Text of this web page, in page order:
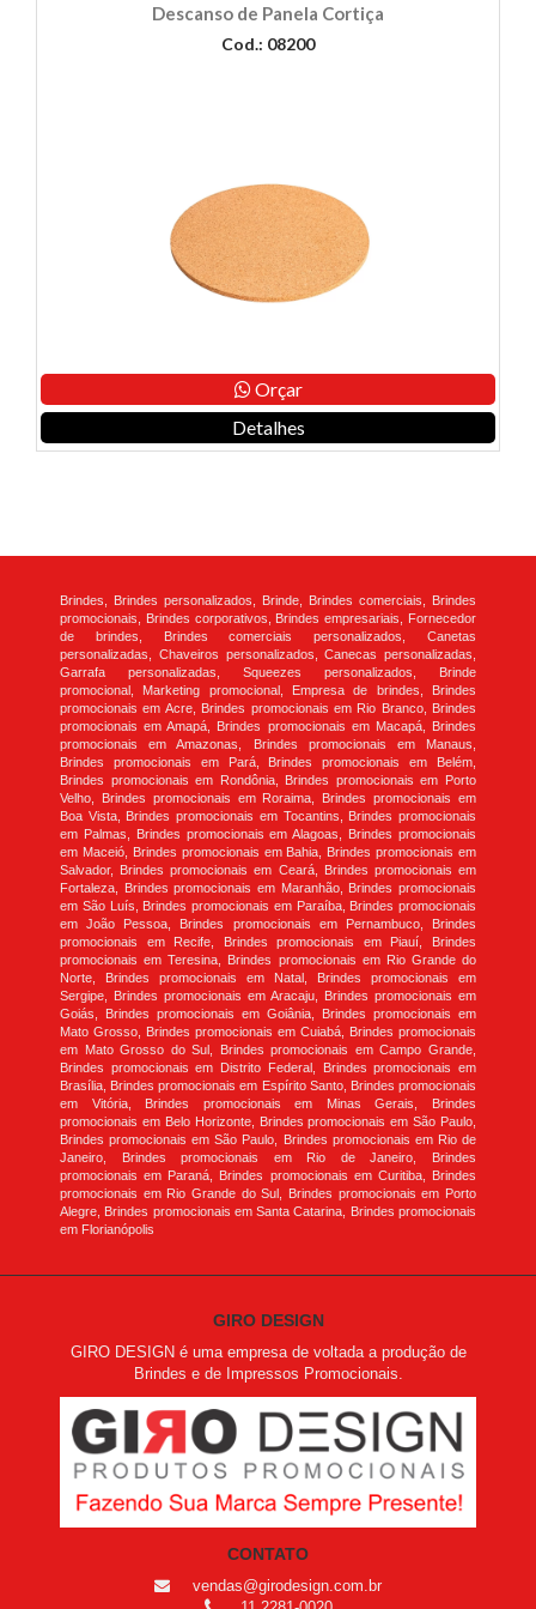
Descanso de Panela Cortiça
Cod.: 08200
Orçar
Detalhes
Brindes, Brindes personalizados, Brinde, Brindes comerciais, Brindes
promocionais, Brindes corporativos, Brindes empresariais, Fornecedor
de brindes, Brindes comerciais personalizados, Canetas
personalizadas, Chaveiros personalizados, Canecas personalizadas,
Garrafa personalizadas, Squeezes personalizados, Brinde
promocional, Marketing promocional, Empresa de brindes, Brindes
promocionais em Acre, Brindes promocionais em Rio Branco, Brindes
promocionais em Amapá, Brindes promocionais em Macapá, Brindes
promocionais em Amazonas, Brindes promocionais em Manaus,
Brindes promocionais em Pará, Brindes promocionais em Belém,
Brindes promocionais em Rondônia, Brindes promocionais em Porto
Velho, Brindes promocionais em Roraima, Brindes promocionais em
Boa Vista, Brindes promocionais em Tocantins, Brindes promocionais
em Palmas, Brindes promocionais em Alagoas, Brindes promocionais
em Maceió, Brindes promocionais em Bahia, Brindes promocionais em
Salvador, Brindes promocionais em Ceará, Brindes promocionais em
Fortaleza, Brindes promocionais em Maranhão, Brindes promocionais
em São Luís, Brindes promocionais em Paraíba, Brindes promocionais
em João Pessoa, Brindes promocionais em Pernambuco, Brindes
promocionais em Recife, Brindes promocionais em Piauí, Brindes
promocionais em Teresina, Brindes promocionais em Rio Grande do
Norte, Brindes promocionais em Natal, Brindes promocionais em
Sergipe, Brindes promocionais em Aracaju, Brindes promocionais em
Goiás, Brindes promocionais em Goiânia, Brindes promocionais em
Mato Grosso, Brindes promocionais em Cuiabá, Brindes promocionais
em Mato Grosso do Sul, Brindes promocionais em Campo Grande,
Brindes promocionais em Distrito Federal, Brindes promocionais em
Brasília, Brindes promocionais em Espírito Santo, Brindes promocionais
em Vitória, Brindes promocionais em Minas Gerais, Brindes
promocionais em Belo Horizonte, Brindes promocionais em São Paulo,
Brindes promocionais em São Paulo, Brindes promocionais em Rio de
Janeiro, Brindes promocionais em Rio de Janeiro, Brindes
promocionais em Paraná, Brindes promocionais em Curitiba, Brindes
promocionais em Rio Grande do Sul, Brindes promocionais em Porto
Alegre, Brindes promocionais em Santa Catarina, Brindes promocionais
em Florianópolis
GIRO DESIGN
GIRO DESIGN é uma empresa de voltada a produção de
Brindes e de Impressos Promocionais.
CONTATO
vendas@girodesign.com.br